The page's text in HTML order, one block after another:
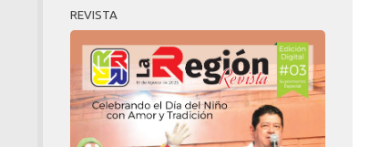
REVISTA